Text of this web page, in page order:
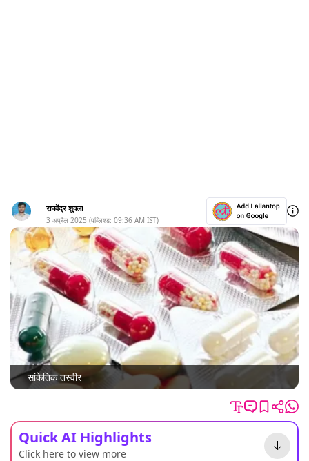
राघवेंद्र शुक्ला
3 अप्रैल 2025 (पब्लिश्ड: 09:36 AM IST)
सांकेतिक तस्वीर
Quick AI Highlights
Click here to view more